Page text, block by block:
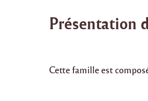
Présentation
Cette famille est